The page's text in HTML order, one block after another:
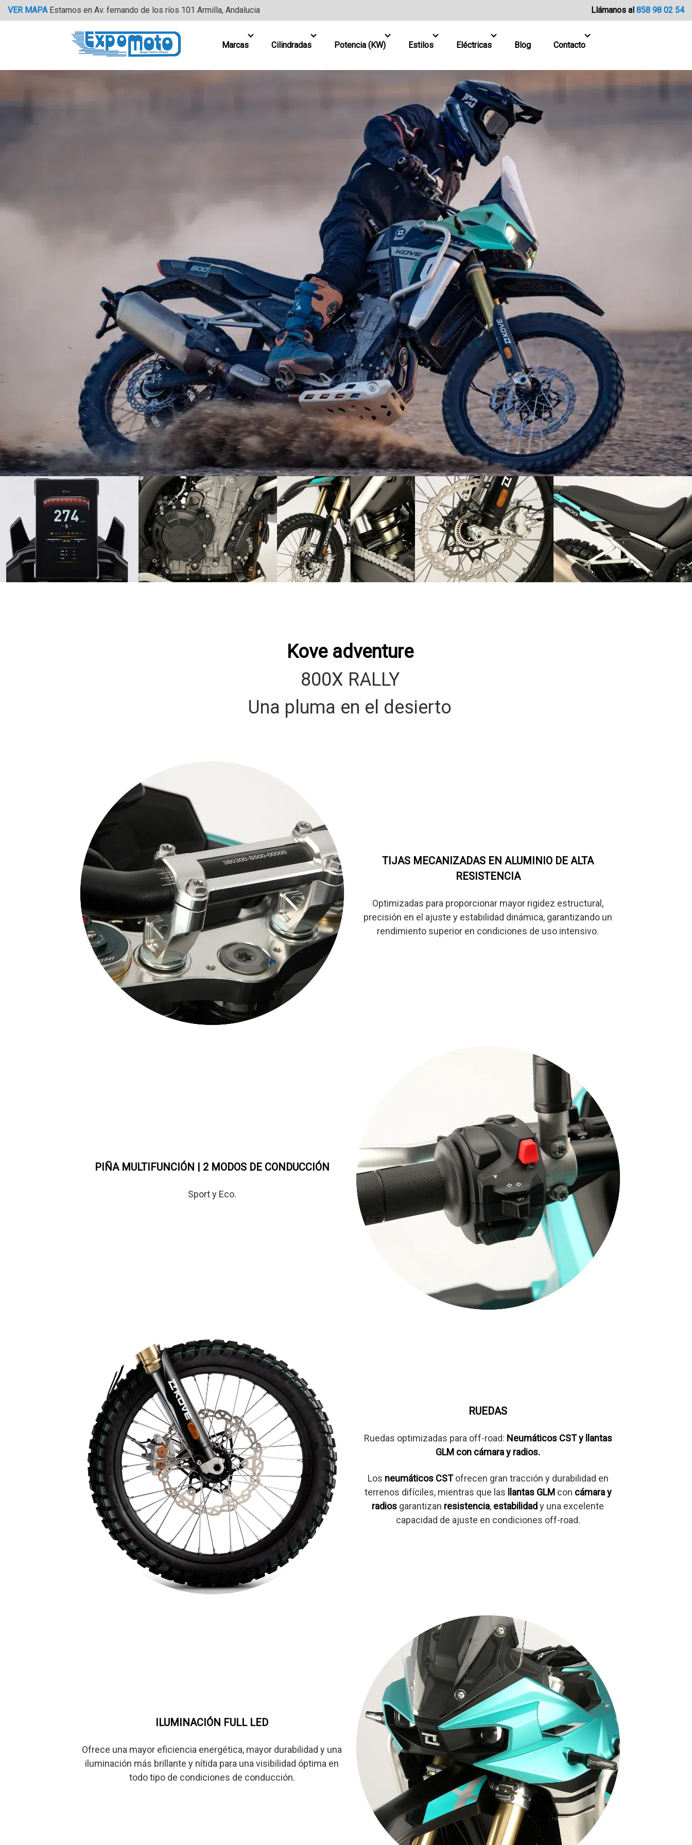
Saltar
VER MAPA Estamos en Av. fernando de los ríos 101 Armilla, Andalucia Llámanos al 858 98 02 54
Marcas Cilindradas Potencia (KW) Estilos Eléctricas Blog Contacto
Kove adventure
800X RALLY
Una pluma en el desierto
TIJAS MECANIZADAS EN ALUMINIO DE ALTA
RESISTENCIA
Optimizadas para proporcionar mayor rigidez estructural,
precisión en el ajuste y estabilidad dinámica, garantizando un
rendimiento superior en condiciones de uso intensivo.
PIÑA MULTIFUNCIÓN | 2 MODOS DE CONDUCCIÓN
Sport y Eco.
RUEDAS
Ruedas optimizadas para off-road: Neumáticos CST y llantas
GLM con cámara y radios.
Los neumáticos CSTofrecen gran tracción y durabilidad en
terrenos difíciles, mientras que las llantas GLMcon cámara y
radios garantizan resistencia, estabilidady una excelente
capacidad de ajuste en condiciones off-road.
ILUMINACIÓN FULL LED
Ofrece una mayor eficiencia energética, mayor durabilidad y una
iluminación más brillante y nítida para una visibilidad óptima en
todo tipo de condiciones de conducción.